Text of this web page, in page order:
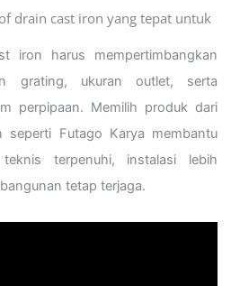
drain cast iron yang tepat untuk
iron harus mempertimbangkan
grating, ukuran outlet, serta
perpipaan. Memilih produk dari
seperti Futago Karya membantu
terpenuhi, instalasi lebih
tetap terjaga.